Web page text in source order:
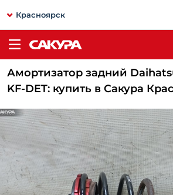
Красноярск
Амортизатор задний
KF-DET: купить в Сакура